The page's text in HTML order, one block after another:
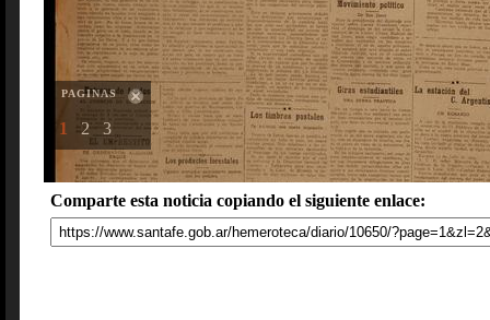
PAGINAS
1 2 3
Comparte esta noticia copiando el siguiente enlace: